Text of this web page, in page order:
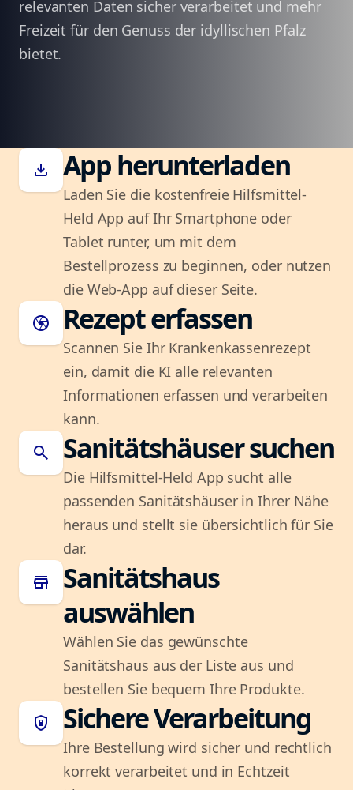
relevanten Daten sicher verarbeitet und mehr
Freizeit für den Genuss der idyllischen Pfalz
bietet.
download App herunterladen
Laden Sie die kostenfreie Hilfsmittel-
Held App auf Ihr Smartphone oder
Tablet runter, um mit dem
Bestellprozess zu beginnen, oder nutzen
die Web-App auf dieser Seite.
camera Rezept erfassen
Scannen Sie Ihr Krankenkassenrezept
ein, damit die KI alle relevanten
Informationen erfassen und verarbeiten
kann.
search Sanitätshäuser suchen
Die Hilfsmittel-Held App sucht alle
passenden Sanitätshäuser in Ihrer Nähe
heraus und stellt sie übersichtlich für Sie
dar.
store
Sanitätshaus
auswählen
Wählen Sie das gewünschte
Sanitätshaus aus der Liste aus und
bestellen Sie bequem Ihre Produkte.
shield_lock Sichere Verarbeitung
Ihre Bestellung wird sicher und rechtlich
korrekt verarbeitet und in Echtzeit